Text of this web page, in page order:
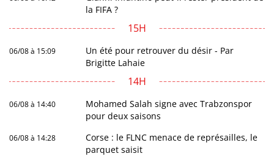
la FIFA ?
15H
06/08 à 15:09
Un été pour retrouver du désir - Par
Brigitte Lahaie
14H
06/08 à 14:40
Mohamed Salah signe avec Trabzonspor
pour deux saisons
06/08 à 14:28
Corse : le FLNC menace de représailles, le
parquet saisit